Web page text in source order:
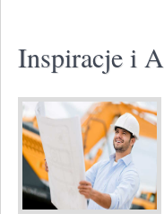
Inspiracje i